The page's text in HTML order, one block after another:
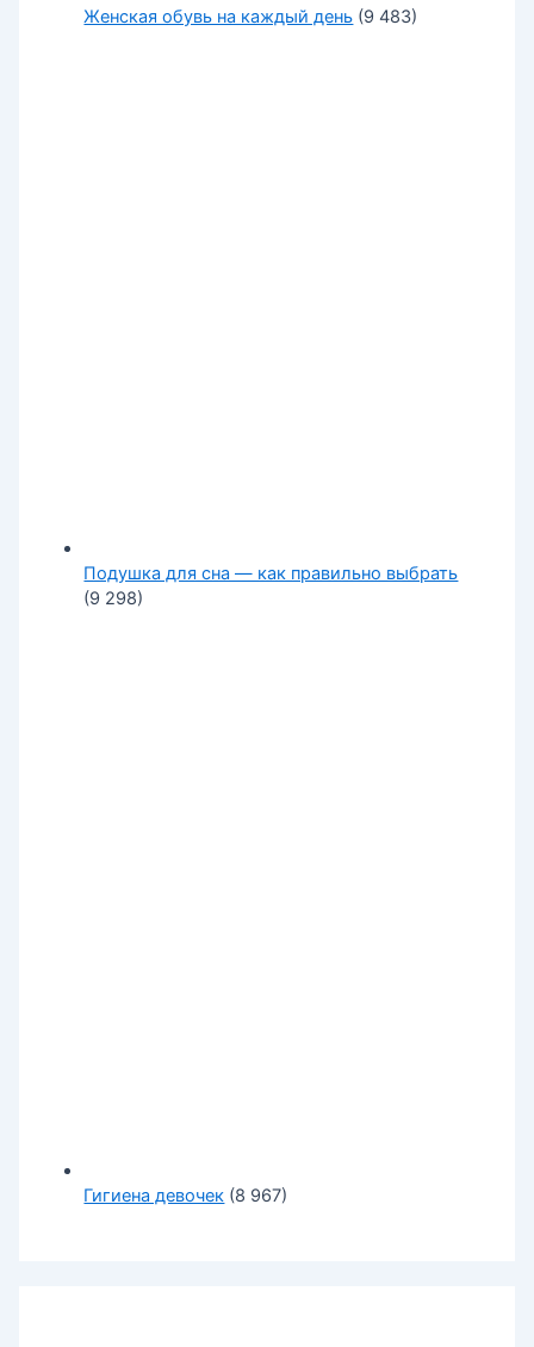
Женская обувь на каждый день (9 483)
Подушка для сна — как правильно выбрать
(9 298)
Гигиена девочек (8 967)